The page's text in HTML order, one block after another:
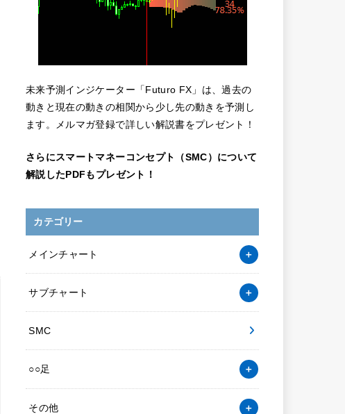
未来予測インジケーター「Futuro FX」は、過去の
動きと現在の動きの相関から少し先の動きを予測し
ます。メルマガ登録で詳しい解説書をプレゼント！
さらにスマートマネーコンセプト（SMC）について
解説したPDFもプレゼント！
カテゴリー
メインチャート
サブチャート
SMC
○○足
その他